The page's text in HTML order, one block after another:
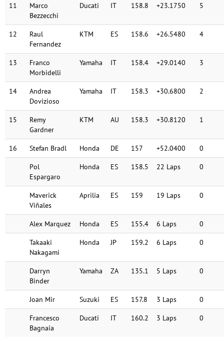
11
Marco
Bezzecchi
Ducati IT 158.8 +23.1750 5
12
Raul
Fernandez
KTM ES 158.6 +26.5480 4
13
Franco
Morbidelli
Yamaha IT 158.4 +29.0140 3
14
Andrea
Dovizioso
Yamaha IT 158.3 +30.6800 2
15
Remy
Gardner
KTM AU 158.3 +30.8120 1
16 Stefan Bradl Honda DE 157 +52.0400 0
Pol
Espargaro
Honda ES 158.5 22 Laps 0
Maverick
Viñales
Aprilia ES 159 19 Laps 0
Alex Marquez Honda ES 155.4 6 Laps 0
Takaaki
Nakagami
Honda JP 159.2 6 Laps 0
Darryn
Binder
Yamaha ZA 135.1 5 Laps 0
Joan Mir Suzuki ES 157.8 3 Laps 0
Francesco
Bagnaia
Ducati IT 160.2 3 Laps 0